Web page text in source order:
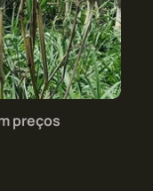
preços